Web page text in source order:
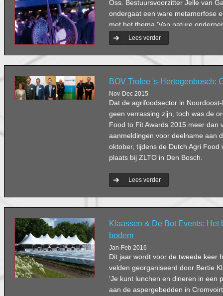
Oss. Bestuursvoorzitter Jelle van
ondergaat een ware metamorfose
met het thema ‘Van nature
Lees verder
BOV Trofee 's-Hertogenbosch:
Nov-Dec 2015
Dat de agrifoodsector in
geen verrassing zijn, toch was de
Food to Fit Awards 2015 meer dan
aanmeldingen voor deelname aan
oktober, tijdens de Dutch Agri Food
plaats bij ZLTO in Den Bosch.
Lees verder
Klaassen & De Bot Events: Het
bodem
Jan-Feb 2016
Dit jaar wordt voor de tweede keer
velden georganiseerd door Bertie
‘Je kunt lunchen en dineren in een
aan de aspergebedden in